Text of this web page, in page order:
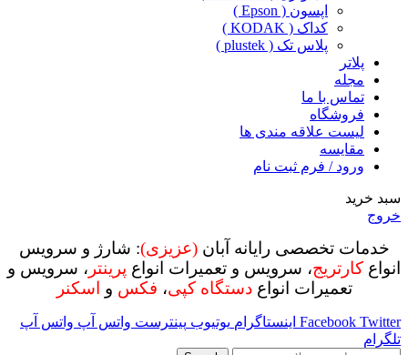
اپسون ( Epson )
کداک ( KODAK )
پلاس تک ( plustek )
پلاتر
مجله
تماس با ما
فروشگاه
لیست علاقه مندی ها
مقایسه
ورود / فرم ثبت نام
سبد خرید
خروج
خدمات تخصصی رایانه آبان (عزیزی): شارژ و سرویس
انواع کارتریج، سرویس و تعمیرات انواع پرینتر ، سرویس و
تعمیرات انواعدستگاه کپی، فکس و اسکنر
Facebook Twitter اینستاگرام یوتیوب پینترست واتس آپ واتس آپ
تلگرام